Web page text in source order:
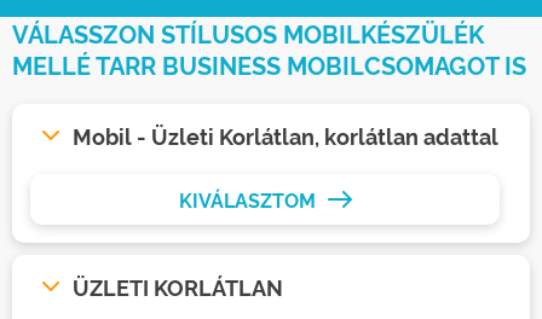
VÁLASSZON STÍLUSOS MOBILKÉSZÜLÉK
MELLÉ TARR BUSINESS MOBILCSOMAGOT IS
Mobil - Üzleti Korlátlan, korlátlan adattal
KIVÁLASZTOM
ÜZLETI KORLÁTLAN